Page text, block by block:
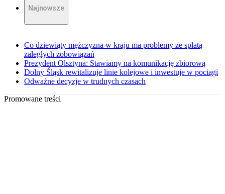
Najnowsze
Co dziewiąty mężczyzna w kraju ma problemy ze spłatą
zaległych zobowiązań
Prezydent Olsztyna: Stawiamy na komunikację zbiorową
Dolny Śląsk rewitalizuje linie kolejowe i inwestuje w pociągi
Odważne decyzje w trudnych czasach
Promowane treści